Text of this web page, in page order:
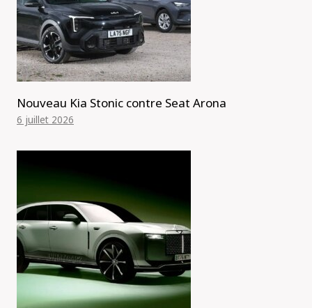
Nouveau Kia Stonic contre Seat Arona
6 juillet 2026